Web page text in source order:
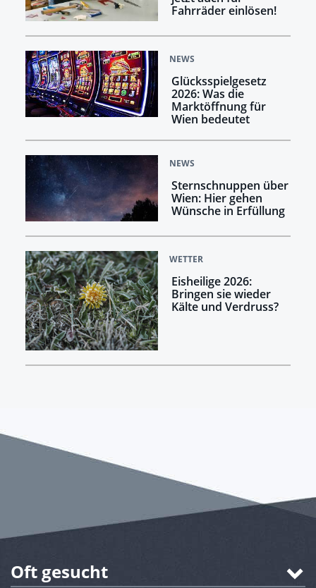
Fahrräder einlösen!
NEWS
Glücksspielgesetz
2026: Was die
Marktöffnung für
Wien bedeutet
NEWS
Sternschnuppen über
Wien: Hier gehen
Wünsche in Erfüllung
WETTER
Eisheilige 2026:
Bringen sie wieder
Kälte und Verdruss?
Oft gesucht